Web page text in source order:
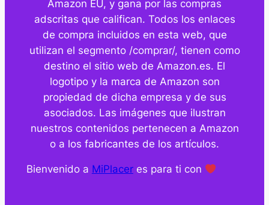
Amazon EU, y gana por las compras
adscritas que califican. Todos los enlaces
de compra incluidos en esta web, que
utilizan el segmento /comprar/, tienen como
destino el sitio web de Amazon.es. El
logotipo y la marca de Amazon son
propiedad de dicha empresa y de sus
asociados. Las imágenes que ilustran
nuestros contenidos pertenecen a Amazon
o a los fabricantes de los artículos.
Bienvenido a MiPlaceres para ti con